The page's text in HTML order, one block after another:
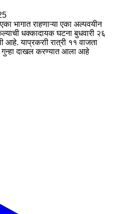
भागात राहणाऱ्या एका अल्पवयीन
धक्कादायक घटना बुधवारी २६
आहे. याप्रकराी रात्री ११ वाजता
गुन्हा दाखल करण्यात आला आहे